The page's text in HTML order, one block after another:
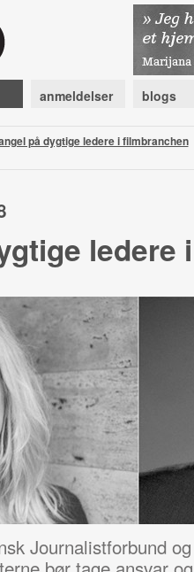
anmeldelser blogs
på dygtige ledere i filmbranchen
ledere
Journalistforbund